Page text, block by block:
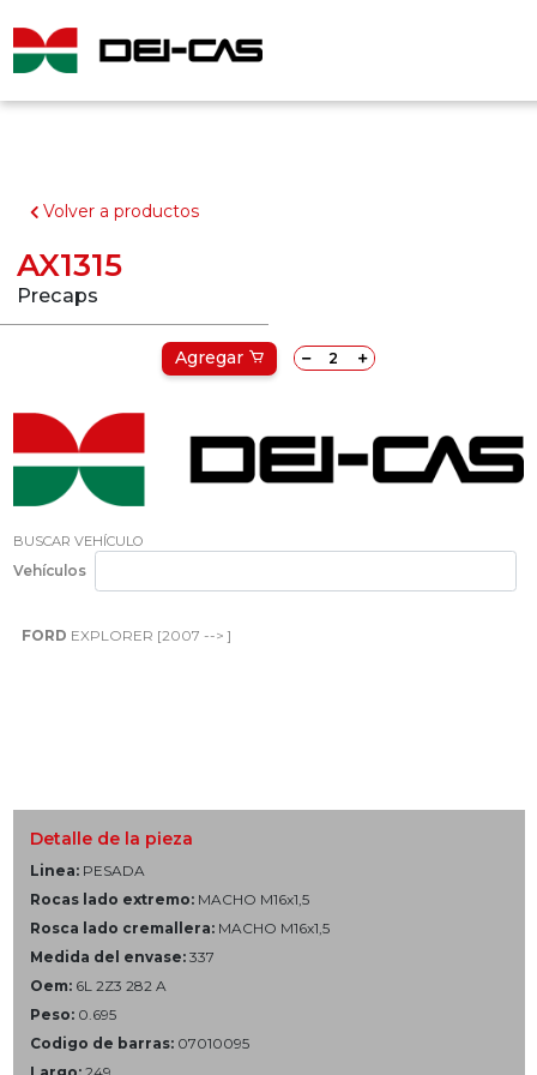
Volver a productos
AX1315
Precaps
Agregar
BUSCAR VEHÍCULO
Vehículos
FORD EXPLORER [2007 --> ]
Detalle de la pieza
Linea: PESADA
Rocas lado extremo: MACHO M16x1,5
Rosca lado cremallera: MACHO M16x1,5
Medida del envase: 337
Oem: 6L 2Z3 282 A
Peso: 0.695
Codigo de barras: 07010095